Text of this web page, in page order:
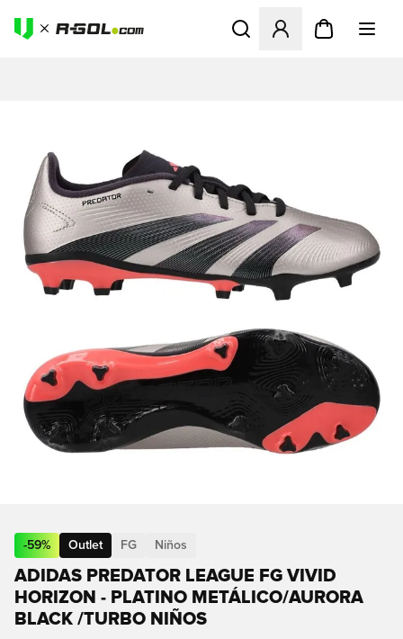
Abre un modal para iniciar
-59% Outlet FG Niños
ADIDAS PREDATOR LEAGUE FG VIVID
HORIZON - PLATINO METÁLICO/AURORA
BLACK /TURBO NIÑOS